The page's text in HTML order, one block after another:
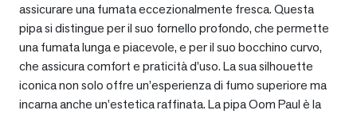
assicurare una fumata eccezionalmente fresca. Questa
pipa si distingue per il suo fornello profondo, che permette
una fumata lunga e piacevole, e per il suo bocchino curvo,
che assicura comfort e praticità d’uso. La sua silhouette
iconica non solo offre un’esperienza di fumo superiore ma
incarna anche un’estetica raffinata. La pipa Oom Paul è la